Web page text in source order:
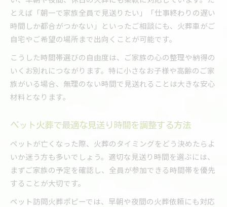
とえば「朝一で家族全員で見送りたい」「仕事終わりの遅い
時間しか都合がつかない」といったご相談にも、火葬車がご
自宅やご希望の場所まで出向くことが可能です。
こうした時間帯選びの自由度は、ご家族の心の整理や納得の
いくお別れにつながります。特に小さなお子様や高齢のご家
族がいる場合、無理のない時間で見送れることは大きな安心
材料となります。
ペット火葬で最適な見送り時間を調整する方法
ペットが亡くなった際、火葬のタイミングをどう決めたらよ
いか迷う方も多いでしょう。適切な見送り時間を選ぶには、
まずご家族の予定を確認し、全員が参加できる時間帯を優先
することが大切です。
ペット訪問火葬ポピーでは、早朝や夜間の火葬依頼にも対応